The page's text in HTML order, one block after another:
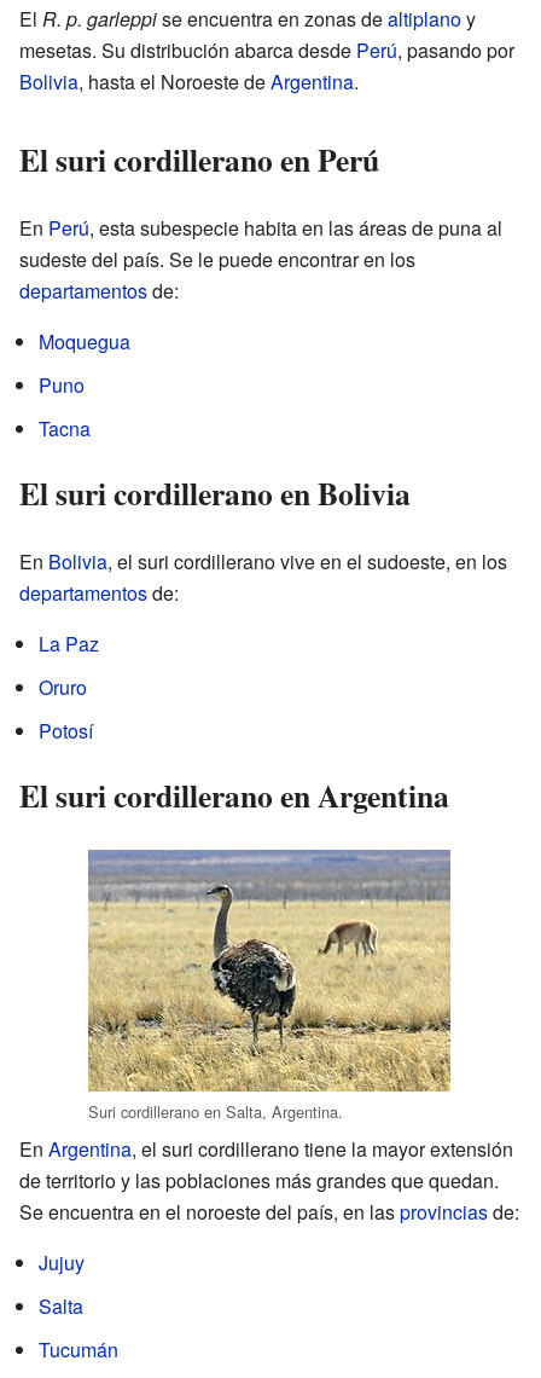
El R. p. garleppise encuentra en zonas dealtiplanoy
mesetas. Su distribución abarca desde Perú, pasando por
Bolivia, hasta el Noroeste deArgentina.
El suri cordillerano en Perú
En Perú, esta subespecie habita en las áreas de puna al
sudeste del país. Se le puede encontrar en los
departamentosde:
Moquegua
Puno
Tacna
El suri cordillerano en Bolivia
En Bolivia, el suri cordillerano vive en el sudoeste, en los
departamentosde:
La Paz
Oruro
Potosí
El suri cordillerano en Argentina
Suri cordillerano en Salta, Argentina.
En Argentina, el suri cordillerano tiene la mayor extensión
de territorio y las poblaciones más grandes que quedan.
Se encuentra en el noroeste del país, en lasprovinciasde:
Jujuy
Salta
Tucumán